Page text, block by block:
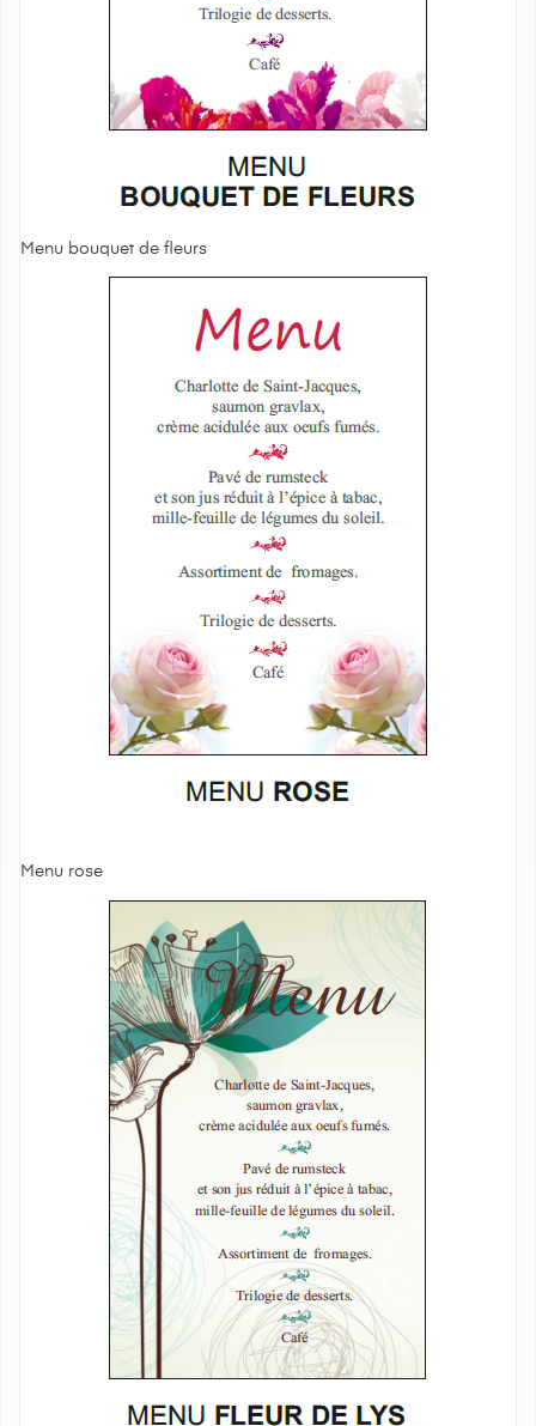
Menu bouquet de fleurs
Menu rose